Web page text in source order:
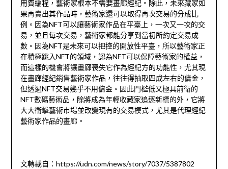
用費編程，藝術家根本不需要畫廊經紀。除此，未來藏家如
果再賣出其作品時，藝術家還可以取得再次交易的分成比
例。因為NFT可以讓藝術家作品在平臺上，一次又一次的交
易，並且每次交易，藝術家都能分享到當初所約定交易成
數。因為NFT是未來可以把控的開放性平臺，所以藝術家正
在積極跳入NFT的領域，認為NFT可以保障藝術家的權益，
而這樣的機會將讓畫廊喪失它作為經紀方的功能性，尤其現
在畫廊經紀銷售藝術家作品，往往得抽取四成左右的傭金，
但透過NFT交易幾乎不用傭金。因此門檻低又極具前衛的
NFT數碼藝術品，除將成為年輕收藏家追逐新標的外，它將
大大衝擊藝術市場並改變現有的交易模式，尤其是代理經紀
藝術家作品的畫廊。
文轉載自：https://udn.com/news/story/7037/5387802